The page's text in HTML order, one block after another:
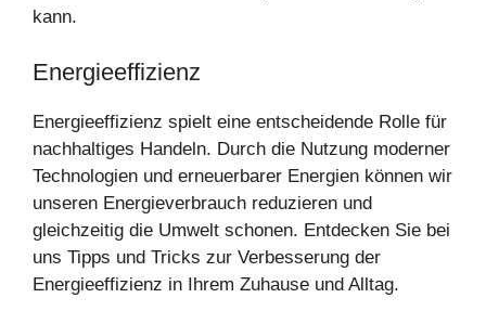
kann.
Energieeffizienz
Energieeffizienz spielt eine entscheidende Rolle für
nachhaltiges Handeln. Durch die Nutzung moderner
Technologien und erneuerbarer Energien können wir
unseren Energieverbrauch reduzieren und
gleichzeitig die Umwelt schonen. Entdecken Sie bei
uns Tipps und Tricks zur Verbesserung der
Energieeffizienz in Ihrem Zuhause und Alltag.